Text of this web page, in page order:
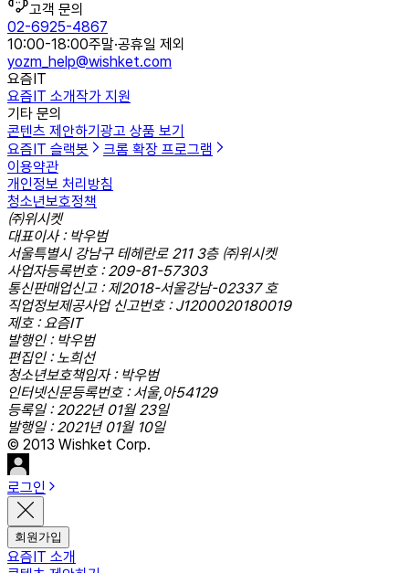
고객 문의
02-6925-4867
10:00-18:00주말·공휴일 제외
yozm_help@wishket.com
요즘IT
요즘IT 소개작가 지원
기타 문의
콘텐츠 제안하기 광고 상품 보기
요즘IT 슬랙봇
크롬 확장 프로그램
이용약관
개인정보 처리방침
청소년보호정책
㈜위시켓
대표이사 : 박우범
서울특별시 강남구 테헤란로 211 3층 ㈜위시켓
사업자등록번호 : 209-81-57303
통신판매업신고 : 제2018-서울강남-02337 호
직업정보제공사업 신고번호 : J1200020180019
제호 : 요즘IT
발행인 : 박우범
편집인 : 노희선
청소년보호책임자 : 박우범
인터넷신문등록번호 : 서울,아54129
등록일 : 2022년 01월 23일
발행일 : 2021년 01월 10일
© 2013 Wishket Corp.
로그인
회원가입
요즘IT 소개